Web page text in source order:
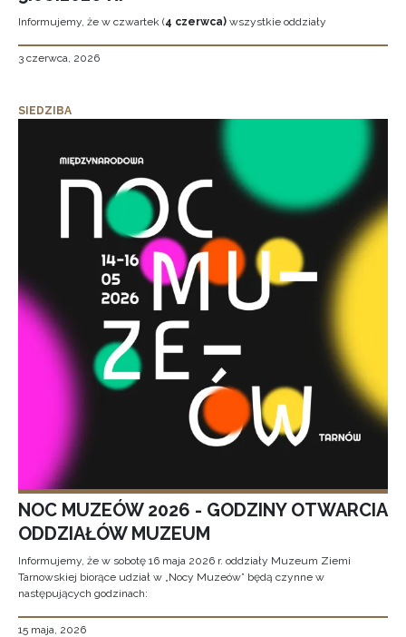
Informujemy, że w czwartek (4 czerwca) wszystkie oddziały
3 czerwca, 2026
SIEDZIBA
NOC MUZEÓW 2026 - GODZINY OTWARCIA
ODDZIAŁÓW MUZEUM
Informujemy, że w sobotę 16 maja 2026 r. oddziały Muzeum Ziemi
Tarnowskiej biorące udział w „Nocy Muzeów” będą czynne w
następujących godzinach:
15 maja, 2026